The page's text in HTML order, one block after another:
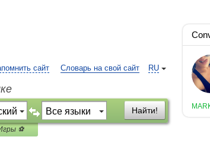
RU
сайт Словарь на свой сайт
Найти!
⚽